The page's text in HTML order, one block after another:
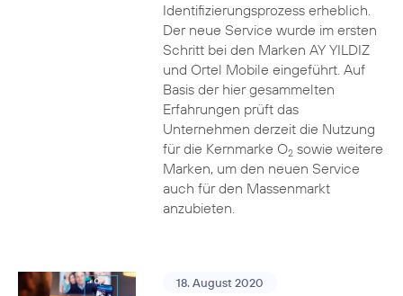
Identifizierungsprozess erheblich.
Der neue Service wurde im ersten
Schritt bei den Marken AY YILDIZ
und Ortel Mobile eingeführt. Auf
Basis der hier gesammelten
Erfahrungen prüft das
Unternehmen derzeit die Nutzung
für die Kernmarke O2sowie weitere
Marken, um den neuen Service
auch für den Massenmarkt
anzubieten.
18. August 2020